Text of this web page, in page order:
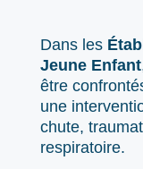
Dans les
Jeune Enfant
être
une
chute,
respiratoire.